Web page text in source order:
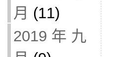
月 (11)
2019 年 九